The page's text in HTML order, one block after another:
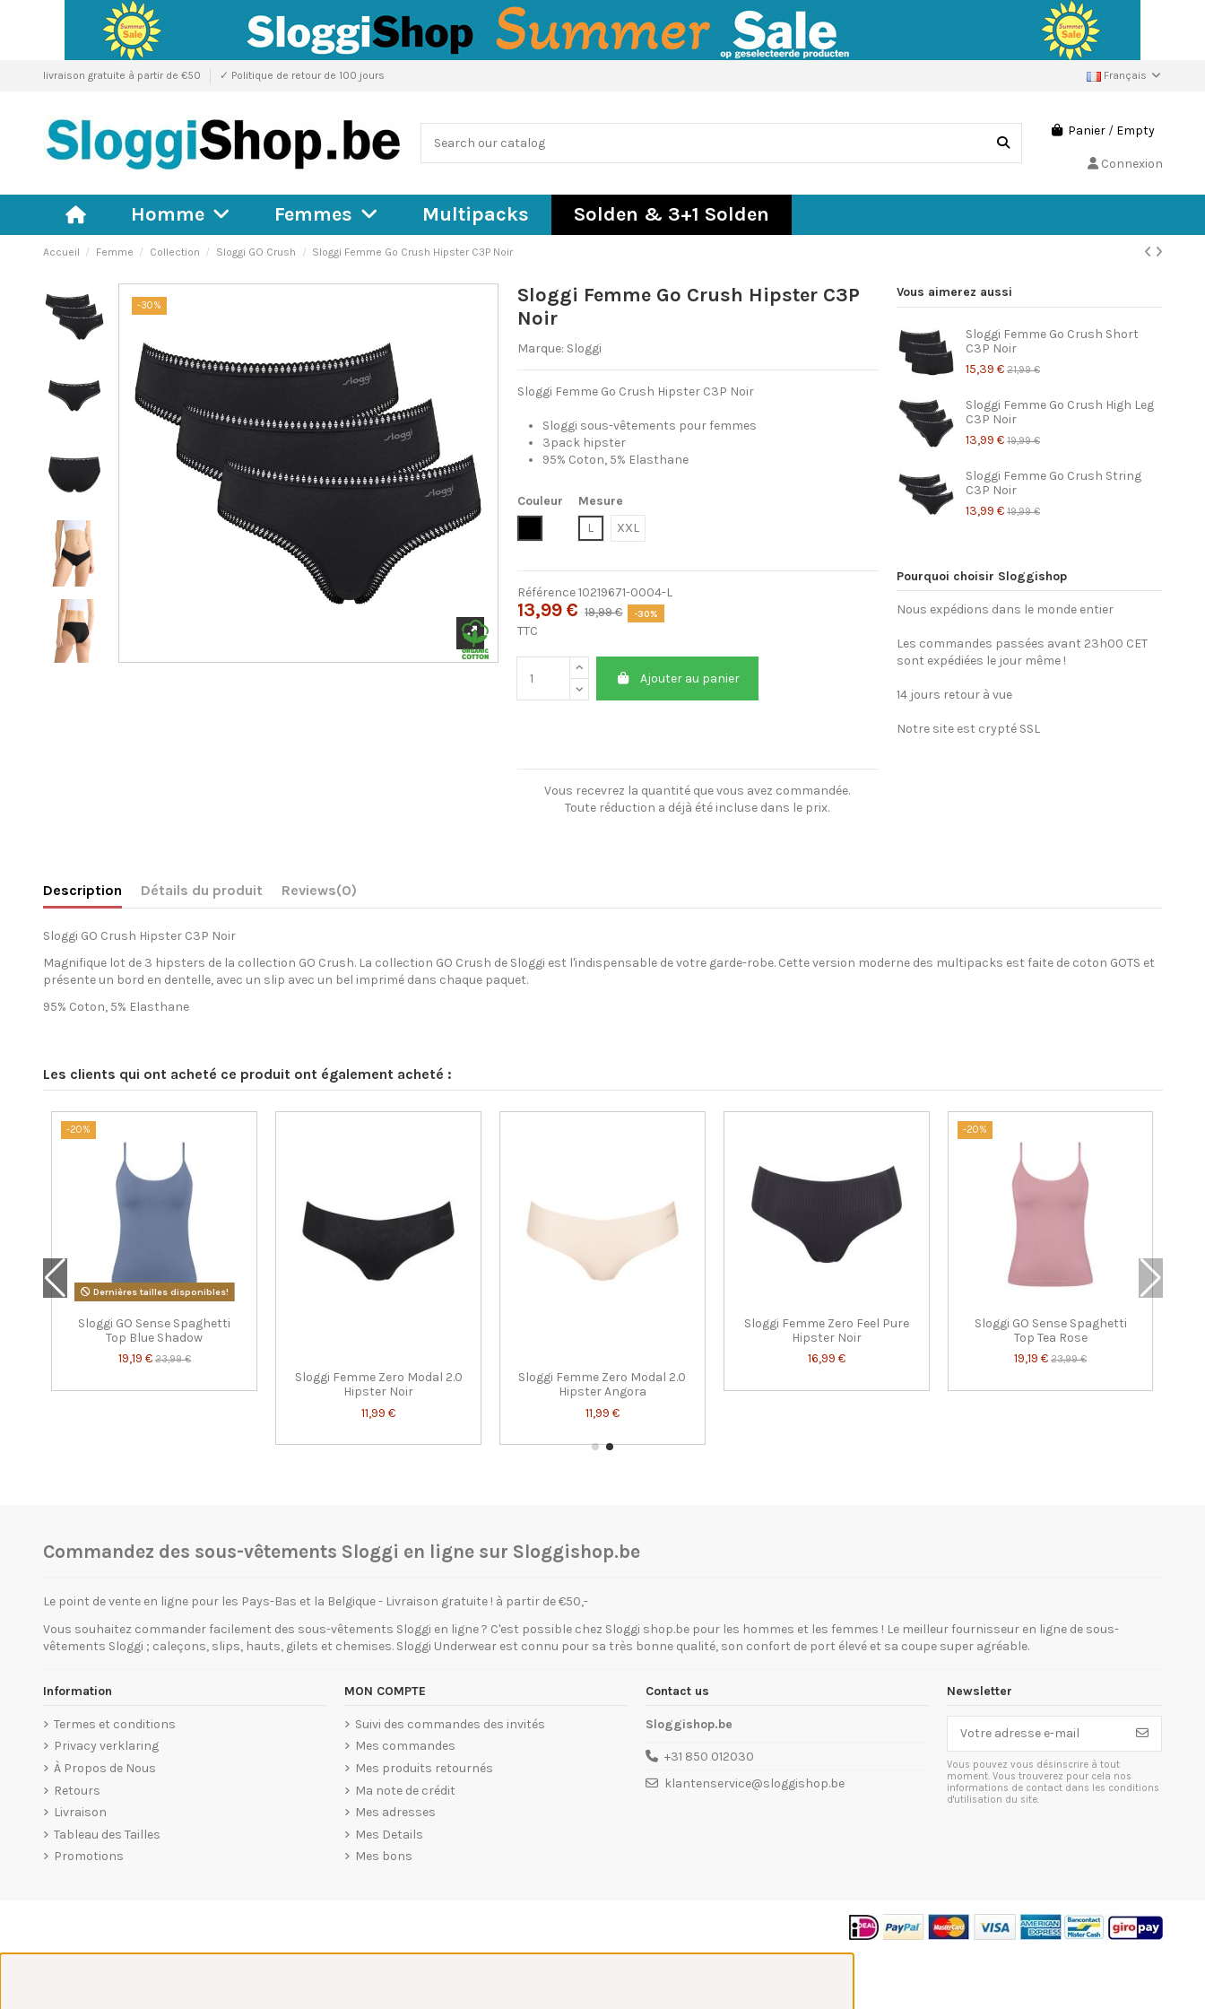
livraison gratuite à partir de €50 ✓ Politique de retour de 100 jours Français
Panier / Empty
Connexion
Homme Femmes Multipacks Solden & 3+1 Solden
Accueil Femme Collection Sloggi GO Crush Sloggi Femme Go Crush Hipster C3P Noir
-30%
Sloggi Femme Go Crush Hipster C3P
Noir
Marque: Sloggi
Sloggi Femme Go Crush Hipster C3P Noir
Sloggi sous-vêtements pour femmes
3pack hipster
95% Coton, 5% Elasthane
Couleur
Mesure
L
XXL
Référence10219671-0004-L
13,99 € 19,99 € -30%
TTC
Ajouter au panier
Vous recevrez la quantité que vous avez commandée.
Toute réduction a déjà été incluse dans le prix.
Vous aimerez aussi
Sloggi Femme Go Crush Short
C3P Noir
15,39 € 21,99 €
Sloggi Femme Go Crush High Leg
C3P Noir
13,99 € 19,99 €
Sloggi Femme Go Crush String
C3P Noir
13,99 € 19,99 €
Pourquoi choisir Sloggishop
Nous expédions dans le monde entier
Les commandes passées avant 23h00 CET
sont expédiées le jour même !
14 jours retour à vue
Notre site est crypté SSL
Description Détails du produit Reviews(0)
Sloggi GO Crush Hipster C3P Noir
Magnifique lot de 3 hipsters de la collection GO Crush. La collection GO Crush de Sloggi est l'indispensable de votre garde-robe. Cette version moderne des multipacks est faite de coton GOTS et
présente un bord en dentelle, avec un slip avec un bel imprimé dans chaque paquet.
95% Coton, 5% Elasthane
Les clients qui ont acheté ce produit ont également acheté :
-20%
Dernières tailles disponibles!
Sloggi GO Sense Spaghetti
Top Blue Shadow
19,19 € 23,99 €
Sloggi Femme Zero Modal 2.0
Hipster Noir
11,99 €
Sloggi Femme Zero Modal 2.0
Hipster Angora
11,99 €
Sloggi Femme Zero Feel Pure
Hipster Noir
16,99 €
-20%
Sloggi GO Sense Spaghetti
Top Tea Rose
19,19 €23,99 €
Commandez des sous-vêtements Sloggi en ligne sur Sloggishop.be
Le point de vente en ligne pour les Pays-Bas et la Belgique - Livraison gratuite ! à partir de €50,-
Vous souhaitez commander facilement des sous-vêtements Sloggi en ligne ? C'est possible chez Sloggi shop.be pour les hommes et les femmes ! Le meilleur fournisseur en ligne de sous-
vêtements Sloggi ; caleçons, slips, hauts, gilets et chemises. Sloggi Underwear est connu pour sa très bonne qualité, son confort de port élevé et sa coupe super agréable.
Information
Termes et conditions
Privacy verklaring
À Propos de Nous
Retours
Livraison
Tableau des Tailles
Promotions
MON COMPTE
Suivi des commandes des invités
Mes commandes
Mes produits retournés
Ma note de crédit
Mes adresses
Mes Details
Mes bons
Contact us
Sloggishop.be
+31 850 012030
klantenservice@sloggishop.be
Newsletter
Vous pouvez vous désinscrire à tout
moment. Vous trouverez pour cela nos
informations de contact dans les conditions
d'utilisation du site.